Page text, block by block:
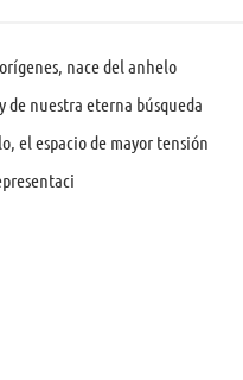
nace del anhelo
de nuestra eterna búsqueda
el espacio de mayor tensión